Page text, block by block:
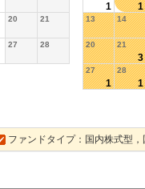
20 21
27 28
1 1
13 14
20 21
3
27
1
28
1
ファンドタイプ：国内株式型